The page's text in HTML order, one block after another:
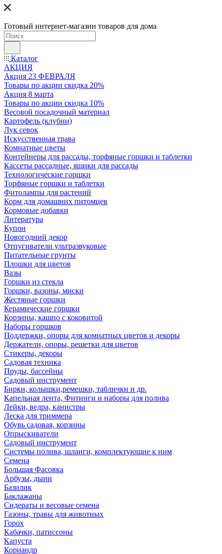
Готовый интернет-магазин товаров для дома
Каталог
АКЦИЯ
Акция 23 ФЕВРАЛЯ
Товары по акции скидка 20%
Акция 8 марта
Товары по акции скидка 10%
Весовой посадочный материал
Картофель (клубни)
Лук севок
Искусственная трава
Комнатные цветы
Контейнеры для рассады, торфяные горшки и таблетки
Кассеты рассадные, ящики для рассады
Технологические горшки
Торфяные горшки и таблетки
Фитолампы для растений
Корм для домашних питомцев
Кормовые добавки
Литература
Купон
Новогодний декор
Отпугиватели ультразвуковые
Питательные грунты
Плошки для цветов
Вазы
Горшки из стекла
Горшки, вазоны, миски
Жестяные горшки
Керамические горшки
Корзины, кашпо с коковитой
Наборы горшков
Поддержки, опоры для комнатных цветов и декоры
Держатели, опоры, решетки для цветов
Стикеры, декоры
Садовая техника
Пруды, бассейны
Садовый инструмент
Бирки, колышки,ремешки, таблички и др.
Капельная лента, Фитинги и наборы для полива
Лейки, ведра, канистры
Леска для триммера
Обувь садовая, корзины
Опрыскиватели
Садовый инструмент
Системы полива, шланги, комплектующие к ним
Семена
Большая Фасовка
Арбузы, дыни
Базилик
Баклажаны
Сидераты и весовые семена
Газоны, травы для животных
Горох
Кабачки, патиссоны
Капуста
Кориандр